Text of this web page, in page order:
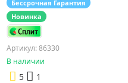
Бессрочная Гарантия
Новинка
Артикул: 86330
В наличии
5
1